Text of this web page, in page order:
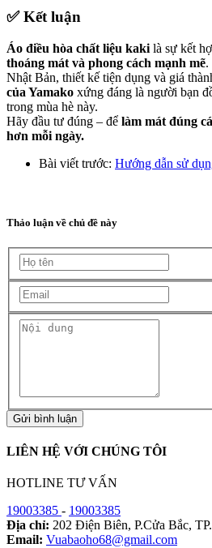
✅Kết luận
Áo điều hòa chất liệu kaki là sự kết
thoáng mát và phong cách mạnh mẽ.
Nhật Bản, thiết kế tiện dụng và giá
của Yamako xứng đáng là người bạn
trong mùa hè này.
Hãy đầu tư đúng – để làm mát đúng
hơn mỗi ngày.
Bài viết trước: Hướng dẫn sử
Thảo luận về chủ đề này
Gửi bình luận
LIÊN HỆ VỚI CHÚNG TÔI
HOTLINE TƯ VẤN
19003385 - 19003385
Địa chỉ: 202 Điện Biên, P.Cửa Bắc,
Email: Vuabaoho68@gmail.com